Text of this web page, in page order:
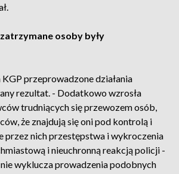
osoby były
przeprowadzone działania
rezultat. - Dodatkowo wzrosła
trudniących się przewozem osób,
że znajdują się oni pod kontrolą i
przez nich przestępstwa i wykroczenia
i nieuchronną reakcją policji -
nie wyklucza prowadzenia podobnych